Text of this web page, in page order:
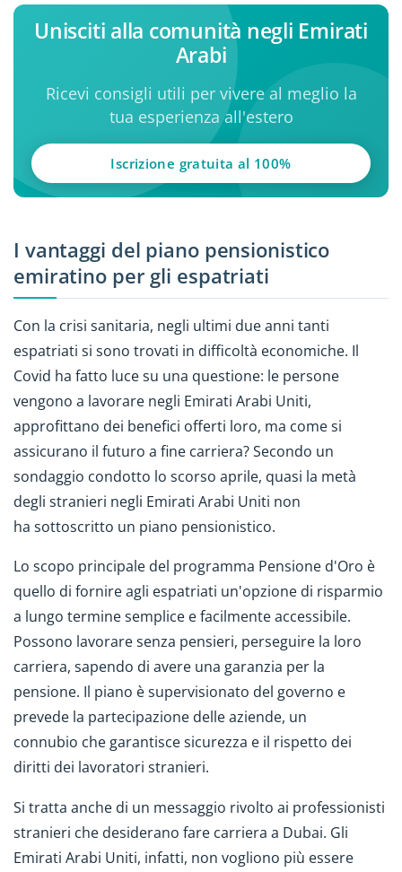
Unisciti alla comunità negli Emirati
Arabi
Ricevi consigli utili per vivere al meglio la
tua esperienza all'estero
Iscrizione gratuita al 100%
I vantaggi del piano pensionistico
emiratino per gli espatriati
Con la crisi sanitaria, negli ultimi due anni tanti
espatriati si sono trovati in difficoltà economiche. Il
Covid ha fatto luce su una questione: le persone
vengono a lavorare negli Emirati Arabi Uniti,
approfittano dei benefici offerti loro, ma come si
assicurano il futuro a fine carriera? Secondo un
sondaggio condotto lo scorso aprile, quasi la metà
degli stranieri negli Emirati Arabi Uniti non
ha sottoscritto un piano pensionistico.
Lo scopo principale del programma Pensione d'Oro è
quello di fornire agli espatriati un'opzione di risparmio
a lungo termine semplice e facilmente accessibile.
Possono lavorare senza pensieri, perseguire la loro
carriera, sapendo di avere una garanzia per la
pensione. Il piano è supervisionato del governo e
prevede la partecipazione delle aziende, un
connubio che garantisce sicurezza e il rispetto dei
diritti dei lavoratori stranieri.
Si tratta anche di un messaggio rivolto ai professionisti
stranieri che desiderano fare carriera a Dubai. Gli
Emirati Arabi Uniti, infatti, non vogliono più essere